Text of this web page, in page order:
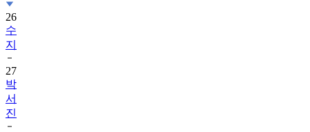
26
수
지
27
박
서
진